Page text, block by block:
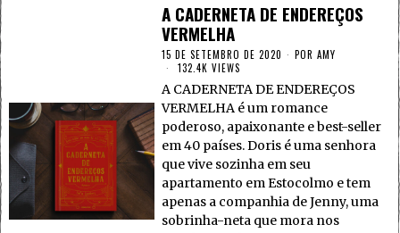
A CADERNETA DE ENDEREÇOS
VERMELHA
15 DE SETEMBRO DE 2020 PORAMY
132.4K VIEWS
A CADERNETA DE ENDEREÇOS
VERMELHA é um romance
poderoso, apaixonante e best-seller
em 40 países. Doris é uma senhora
que vive sozinha em seu
apartamento em Estocolmo e tem
apenas a companhia de Jenny, uma
sobrinha-neta que mora nos